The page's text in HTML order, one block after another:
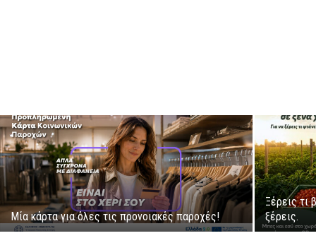
Μία κάρτα για όλες τις προνοιακές παροχές!
Ξέρεις τι
ξέρεις.